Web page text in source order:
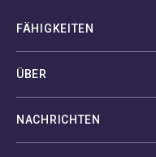
FÄHIGKEITEN
ÜBER
NACHRICHTEN